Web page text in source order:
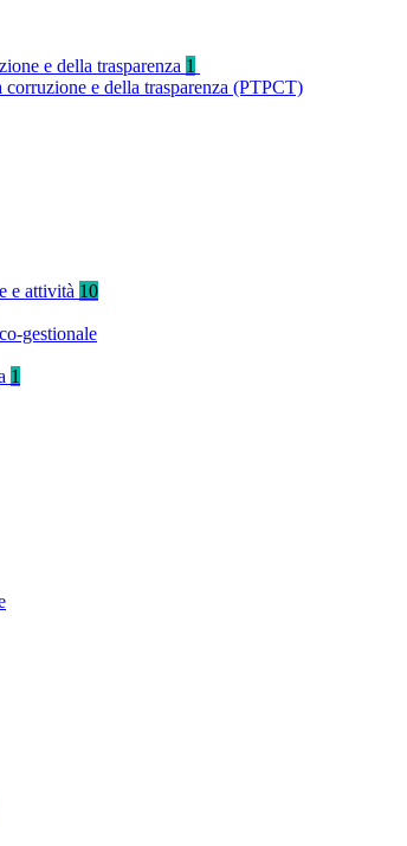
e della trasparenza 1
e della trasparenza (PTPCT)
e attività 10
gestionale
1